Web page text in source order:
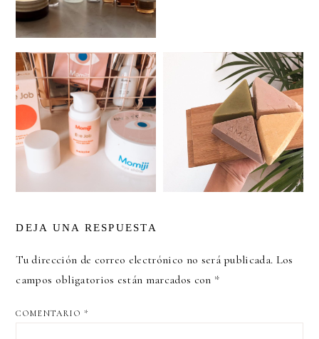
DEJA UNA RESPUESTA
Tu dirección de correo electrónico no será publicada. Los
campos obligatorios están marcados con *
COMENTARIO*